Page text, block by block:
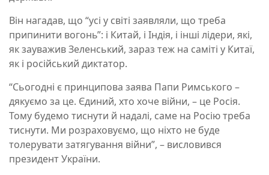
Він нагадав, що “усі у світі заявляли, що треба
припинити вогонь”: і Китай, і Індія, і інші лідери, які,
як зауважив Зеленський, зараз теж на саміті у Китаї,
як і російський диктатор.
“Сьогодні є принципова заява Папи Римського –
дякуємо за це. Єдиний, хто хоче війни, – це Росія.
Тому будемо тиснути й надалі, саме на Росію треба
тиснути. Ми розраховуємо, що ніхто не буде
толерувати затягування війни”, – висловився
президент України.